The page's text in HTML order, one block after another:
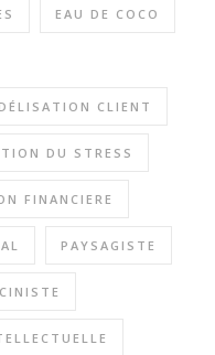
EAU DE COCO
CLIENT
DU STRESS
FINANCIERE
PAYSAGISTE